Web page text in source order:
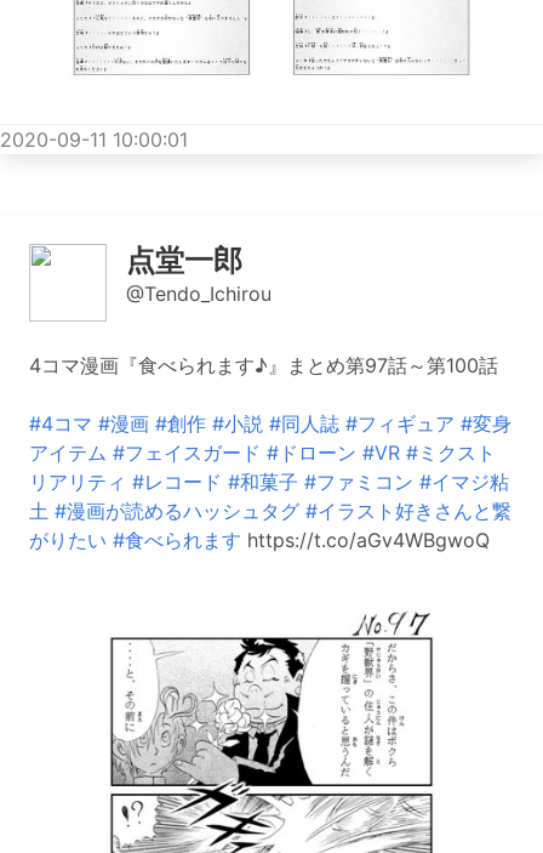
2020-09-11 10:00:01
点堂一郎
@Tendo_Ichirou
4コマ漫画『食べられます♪』まとめ第97話～第100話
#4コマ #漫画 #創作 #小説 #同人誌 #フィギュア #変身
アイテム #フェイスガード #ドローン #VR #ミクスト
リアリティ #レコード #和菓子 #ファミコン #イマジ粘
土 #漫画が読めるハッシュタグ #イラスト好きさんと繋
がりたい #食べられます https://t.co/aGv4WBgwoQ